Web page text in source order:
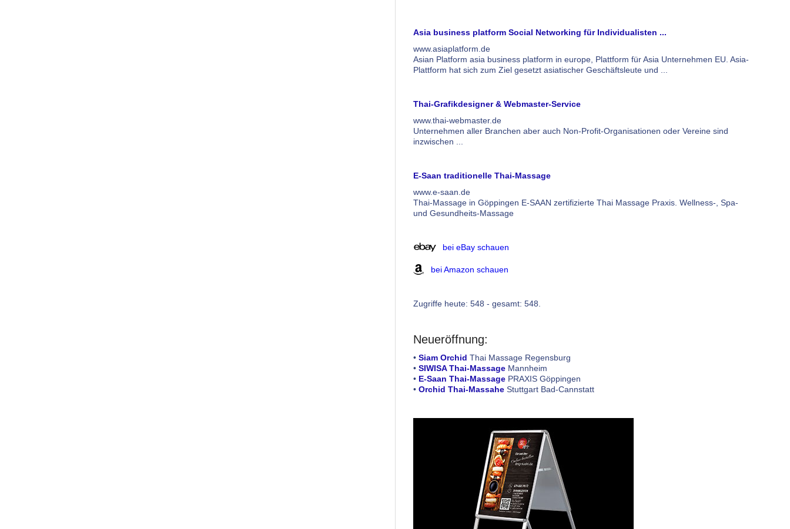
Asia business platform Social Networking für Individualisten ...
www.asiaplatform.de
Asian Platform asia business platform in europe, Plattform für Asia Unternehmen EU. Asia-
Plattform hat sich zum Ziel gesetzt asiatischer Geschäftsleute und ...
Thai-Grafikdesigner & Webmaster-Service
www.thai-webmaster.de
Unternehmen aller Branchen aber auch Non-Profit-Organisationen oder Vereine sind
inzwischen ...
E-Saan traditionelle Thai-Massage
www.e-saan.de
Thai-Massage in Göppingen E-SAAN zertifizierte Thai Massage Praxis. Wellness-, Spa-
und Gesundheits-Massage
bei eBay schauen
bei Amazon schauen
Zugriffe heute: 548 - gesamt: 548.
Neueröffnung:
• Siam Orchid Thai Massage Regensburg
• SIWISA Thai-Massage Mannheim
• E-Saan Thai-Massage PRAXIS Göppingen
• Orchid Thai-Massahe Stuttgart Bad-Cannstatt